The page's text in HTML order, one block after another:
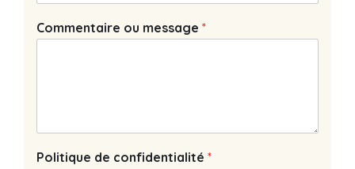
Commentaire ou message *
Politique de confidentialité *